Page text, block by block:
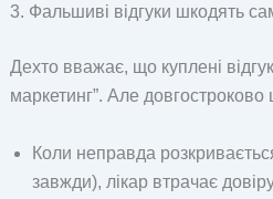
3. Фальшиві відгуки шкодять
Дехто вважає, що куплені
маркетинг”. Але довгостроково
Коли неправда
завжди), лікар втрачає